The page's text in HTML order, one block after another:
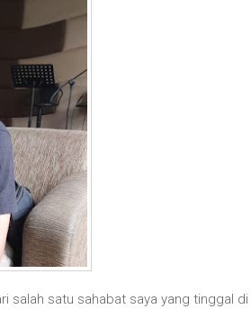
salah satu sahabat saya yang tinggal di